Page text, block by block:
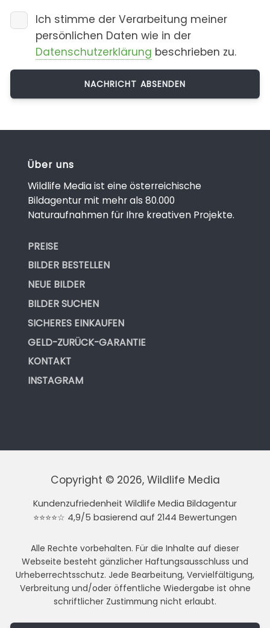
Ich stimme der Verarbeitung meiner
persönlichen Daten wie in der
Datenschutzerklärung beschrieben zu.
Über uns
Wildlife Media ist eine österreichische
Bildagentur mit mehr als 80.000
Naturaufnahmen für Ihre kreativen Projekte.
PREISE
BILDER BESTELLEN
NEUE BILDER
BILDER SUCHEN
SICHERES EINKAUFEN
GELD-ZURÜCK-GARANTIE
KONTAKT
INSTAGRAM
Copyright © 2026, Wildlife Media
Kundenzufriedenheit Wildlife Media Bildagentur
⭐⭐⭐⭐☆ 4,9/5 basierend auf 2144 Bewertungen
Alle Rechte vorbehalten. Für die Inhalte auf dieser
Webseite besteht gänzlicher Haftungsausschluss und
Urheberrechtsschutz. Jede Bearbeitung, Vervielfältigung,
Verbreitung und/oder öffentliche Wiedergabe ist ohne
schriftlicher Zustimmung nicht erlaubt.